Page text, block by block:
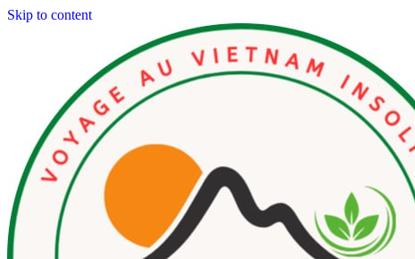
Skip to content